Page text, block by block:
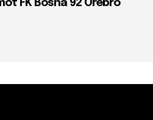
FK Bosna 92 Örebro